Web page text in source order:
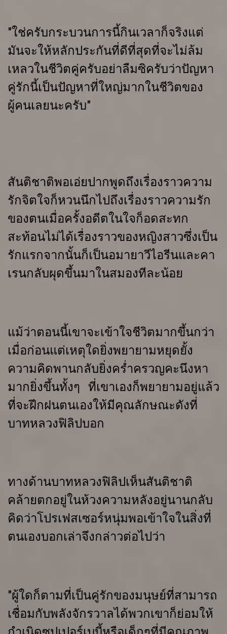
"ใช่ครับกระบวนการนี้กินเวลาก็จริงแต่
มันจะให้หลักประกันที่ดีที่สุดที่จะไม่ล้ม
เหลวในชีวิตคู่ครับอย่าลืมซิครับว่าปัญหา
คู่รักนี้เป็นปัญหาที่ใหญ่มากในชีวิตของ
ผู้คนเลยนะครับ"
สันติชาติพอเอ่ยปากพูดถึงเรื่องราวความ
รักจิตใจก็หวนนึกไปถึงเรื่องราวความรัก
ของตนเมื่อครั้งอดีตในใจก็อดสะทก
สะท้อนไม่ได้เรื่องราวของหญิงสาวซึ่งเป็น
รักแรกจากนั้นก็เป็นอมายาวีไอรีนและคา
เรนกลับผุดขึ้นมาในสมองทีละน้อย
แม้ว่าตอนนี้เขาจะเข้าใจชีวิตมากขึ้นกว่า
เมื่อก่อนแต่เหตุใดยิ่งพยายามหยุดยั้ง
ความคิดพานกลับยิ่งคร่ำครวญคะนึงหา
มากยิ่งขึ้นทั้งๆ ที่เขาเองก็พยายามอยู่แล้ว
ที่จะฝึกฝนตนเองให้มีคุณลักษณะดังที่
บาทหลวงฟิลิปบอก
ทางด้านบาทหลวงฟิลิปเห็นสันติชาติ
คล้ายตกอยู่ในห้วงความหลังอยู่นานกลับ
คิดว่าโปรเฟสเซอร์หนุ่มพอเข้าใจในสิ่งที่
ตนเองบอกเล่าจึงกล่าวต่อไปว่า
"ผู้ใดก็ตามที่เป็นคู่รักของมนุษย์ที่สามารถ
เชื่อมกับพลังจักรวาลได้พวกเขาก็ย่อมให้